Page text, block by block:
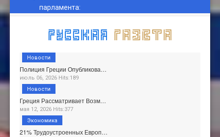
парламента:
Полиция Греции Опубликова…
июль 06, 2026 Hits:189
Новости
Греция Рассматривает Возм…
мая 12, 2026 Hits:377
Новости
21% Трудоустроенных Европ…
Экономика